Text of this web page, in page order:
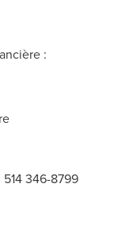
:
514 346-8799